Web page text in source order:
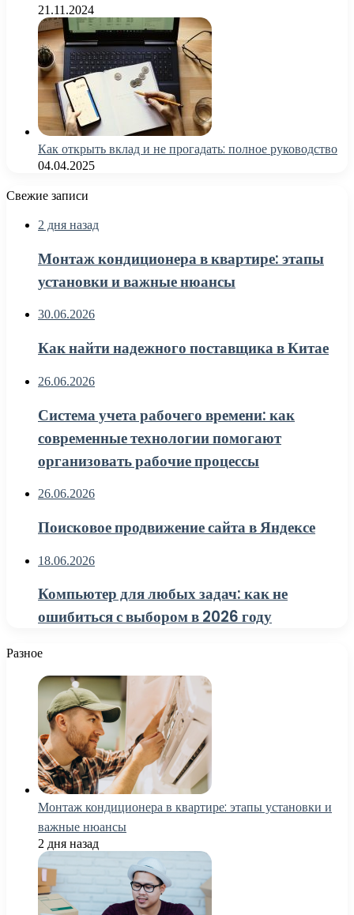
21.11.2024
Как открыть вклад и не прогадать: полное руководство
04.04.2025
Свежие записи
2 дня назад
Монтаж кондиционера в квартире: этапы
установки и важные нюансы
30.06.2026
Как найти надежного поставщика в Китае
26.06.2026
Система учета рабочего времени: как
современные технологии помогают
организовать рабочие процессы
26.06.2026
Поисковое продвижение сайта в Яндексе
18.06.2026
Компьютер для любых задач: как не
ошибиться с выбором в 2026 году
Разное
Монтаж кондиционера в квартире: этапы установки и
важные нюансы
2 дня назад